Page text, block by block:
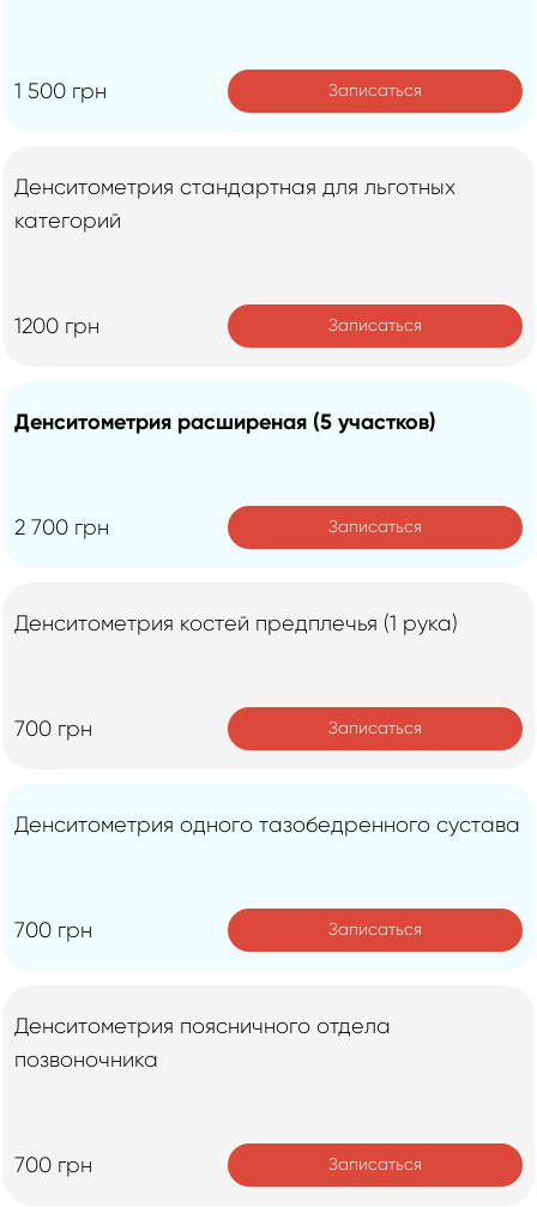
1 500 грн Записаться
Денситометрия стандартная для льготных
категорий
1200 грн Записаться
Денситометрия расширеная (5 участков)
2 700 грн Записаться
Денситометрия костей предплечья (1 рука)
700 грн Записаться
Денситометрия одного тазобедренного сустава
700 грн Записаться
Денситометрия поясничного отдела
позвоночника
700 грн Записаться